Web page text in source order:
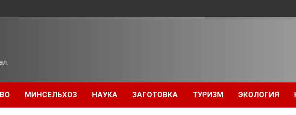
МИНСЕЛЬХОЗ НАУКА ЗАГОТОВКА ТУРИЗМ ЭКОЛОГИЯ